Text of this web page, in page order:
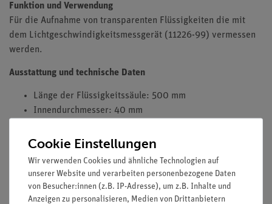
Funktion und Verwendung
Für die Aufnahme von transparenten Flüssigkeiten die mit
dem Lichtgeschwindigkeitsmessgerät (11226-99) vermessen
werden.
Ausstattung und technische Daten
Länge der Flüssigkeitssäule: 500 mm
Innendurchmesser: 40 mm
Versandkostenfrei ab 300,- €
Cookie Einstellungen
Wir verwenden Cookies und ähnliche Technologien auf
unserer Website und verarbeiten personenbezogene Daten
von Besucher:innen (z.B. IP-Adresse), um z.B. Inhalte und
Anzeigen zu personalisieren, Medien von Drittanbietern